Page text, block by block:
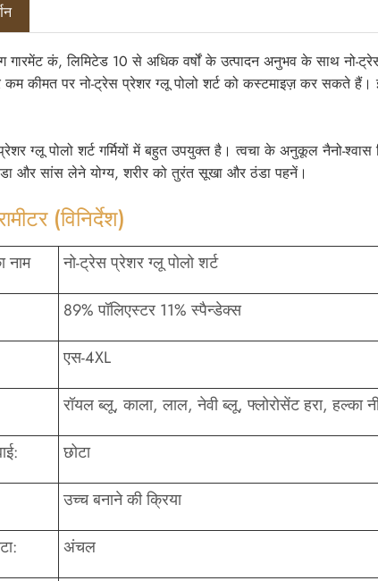
गारमेंट कं, लिमिटेड 10 से अधिक वर्षों के उत्पादन अनुभव के साथ नो-
कीमत पर नो-ट्रेस प्रेशर ग्लू पोलो शर्ट को कस्टमाइज़ कर सकते हैं।
ग्लू पोलो शर्ट गर्मियों में बहुत उपयुक्त है। त्वचा के अनुकूल नैनो-
और सांस लेने योग्य, शरीर को तुरंत सूखा और ठंडा पहनें।
(विनिर्देश)
नाम नो-ट्रेस प्रेशर ग्लू पोलो शर्ट
89% पॉलिएस्टर 11% स्पैन्डेक्स
एस-4XL
रॉयल ब्लू, काला, लाल, नेवी ब्लू, फ्लोरोसेंट हरा, हल्का
छोटा
उच्च बनाने की क्रिया
अंचल